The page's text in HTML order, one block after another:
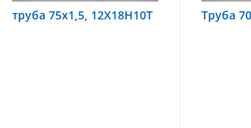
Труба 70х8 08Х22Н6Т
труба